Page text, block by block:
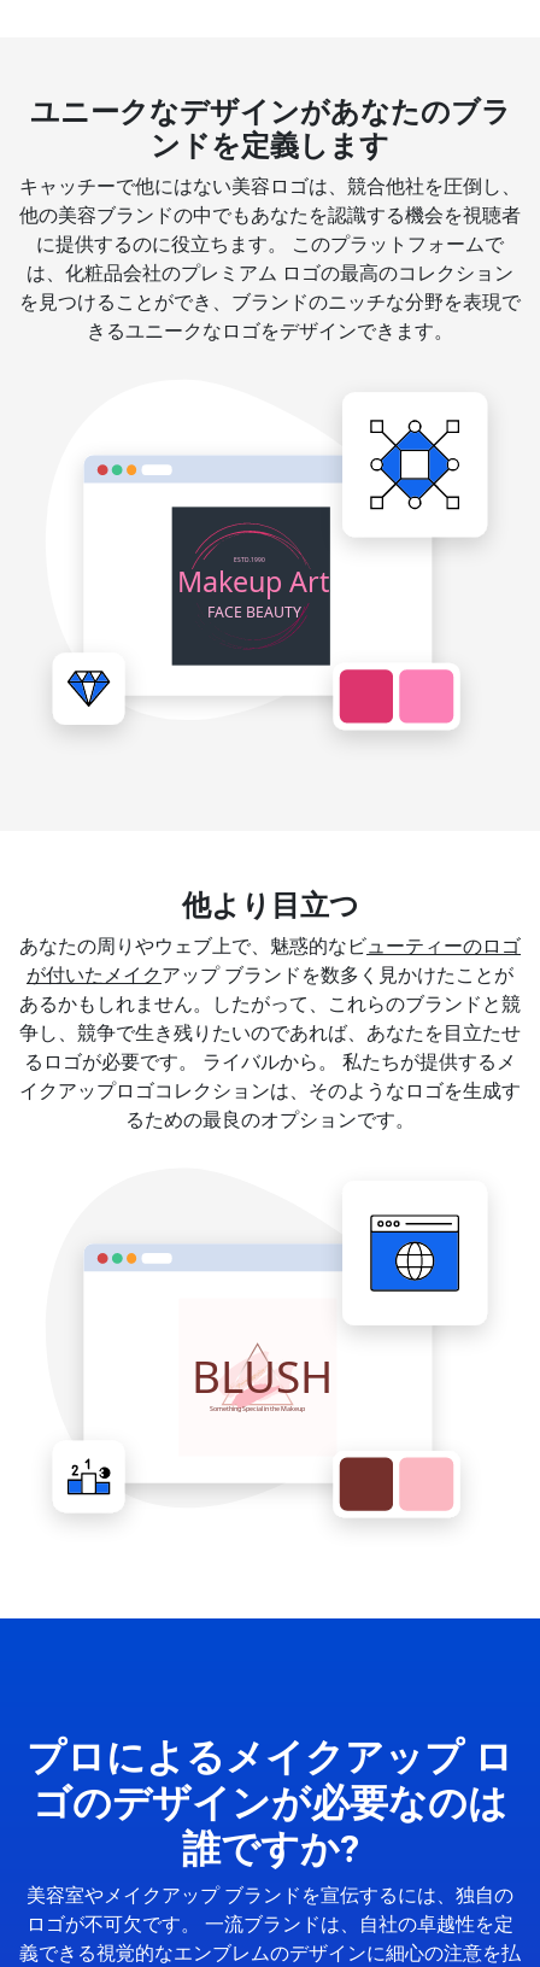
ユニークなデザインがあなたのブラ
ンドを定義します
キャッチーで他にはない美容ロゴは、競合他社を圧倒し、
他の美容ブランドの中でもあなたを認識する機会を視聴者
に提供するのに役立ちます。 このプラットフォームで
は、化粧品会社のプレミアム ロゴの最高のコレクション
を見つけることができ、ブランドのニッチな分野を表現で
きるユニークなロゴをデザインできます。
他より目立つ
あなたの周りやウェブ上で、魅惑的なビ ューティーのロゴ
が付いたメイク アップ ブランドを数多く見かけたことが
あるかもしれません。したがって、これらのブランドと競
争し、競争で生き残りたいのであれば、あなたを目立たせ
るロゴが必要です。 ライバルから。 私たちが提供するメ
イクアップロゴコレクションは、そのようなロゴを生成す
るための最良のオプションです。
プロによるメイクアップ ロ
ゴのデザインが必要なのは
誰ですか?
美容室やメイクアップ ブランドを宣伝するには、独自の
ロゴが不可欠です。 一流ブランドは、自社の卓越性を定
義できる視覚的なエンブレムのデザインに細心の注意を払